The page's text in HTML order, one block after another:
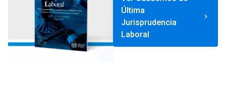
Última
Jurisprudencia
Laboral
keyboard_arrow_right